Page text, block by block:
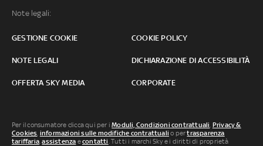
Note legali:
GESTIONE COOKIE COOKIE POLICY
NOTE LEGALI DICHIARAZIONE DI ACCESSIBILITÀ
OFFERTA SKY MEDIA CORPORATE
Per il consumatore clicca qui per iModuli, Condizioni contrattuali, Privacy &
Cookies, informazioni sulle modifiche contrattuali o pertrasparenza
tariffaria,assistenza econtatti. Tutti i marchi Sky e i diritti di proprietà